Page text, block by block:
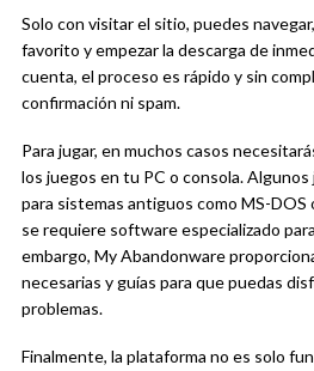
Solo con visitar el sitio, puedes
favorito y empezar la descarga de
cuenta, el proceso es rápido y sin
confirmación ni spam.
Para jugar, en muchos casos
los juegos en tu PC o consola.
para sistemas antiguos como MS-
se requiere software especializado
embargo, My Abandonware
necesarias y guías para que puedas
problemas.
Finalmente, la plataforma no es solo